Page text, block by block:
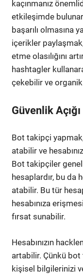
kaçınmanız
etkileşimde
başarılı olmasına
içerikler
etme olasılığını
hashtagler
çekebilir ve
Güvenlik Açığı
Bot takipçi
atabilir ve
Bot takipçiler
hesaplardır, bu da
atabilir. Bu tür
hesabınıza
fırsat sunabilir.
Hesabınızın
artabilir. Çünkü bot
kişisel bilgilerinizi